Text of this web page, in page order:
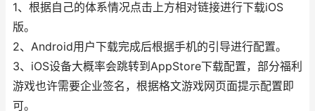
1、根据自己的体系情况点击上方相对链接进行下载iOS
版。
2、Android用户下载完成后根据手机的引导进行配置。
3、iOS设备大概率会跳转到AppStore下载配置，部分福利
游戏也许需要企业签名，根据格文游戏网页面提示配置即
可。